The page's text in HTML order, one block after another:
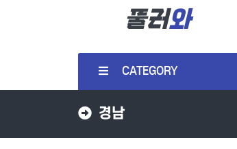
CATEGORY
경남